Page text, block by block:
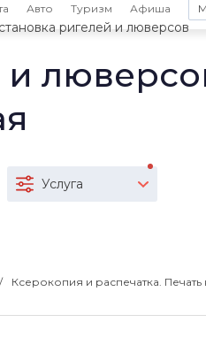
Авто Туризм Афиша
ригелей и люверсов
Услуга
Ксерокопия и распечатка.